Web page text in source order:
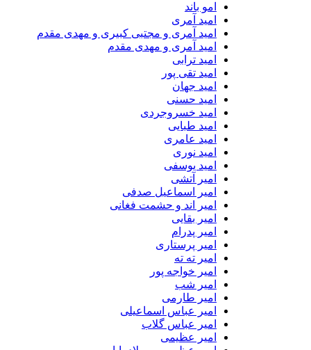
امو باند
امید آمری
امید آمری و مجتبی کبیری و مهدى مقدم
امید آمری و مهدی مقدم
امید ترابی
امید تقی پور
امید جهان
امید حسنی
امید خسروجردی
امید طبایی
امید عامری
امید نوری
امید یوسفی
امیر آتشی
امیر اسماعیل صدفی
امیر اند و حشمت فغانی
امیر بقایی
امیر پدرام
امیر پرستاری
امیر ته ته
امیر خواجه پور
امیر شب
امیر طارمی
امیر عباس اسماعیلی
امیر عباس گلاب
امیر عظیمی